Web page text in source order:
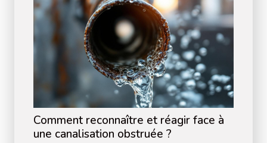
Comment reconnaître et réagir face à
une canalisation obstruée ?